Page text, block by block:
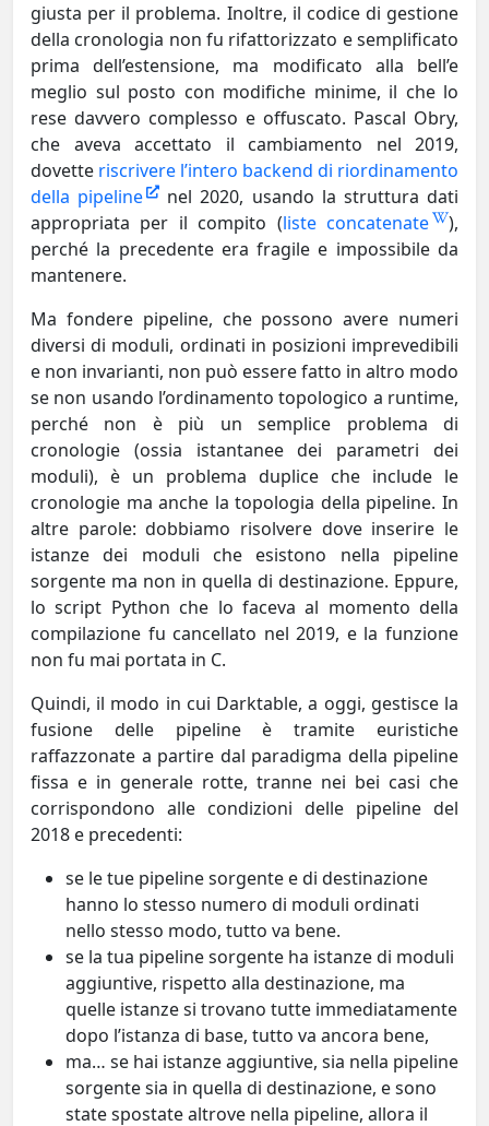
giusta per il problema. Inoltre, il codice di gestione
della cronologia non fu rifattorizzato e semplificato
prima dell’estensione, ma modificato alla bell’e
meglio sul posto con modifiche minime, il che lo
rese davvero complesso e offuscato. Pascal Obry,
che aveva accettato il cambiamento nel 2019,
dovette riscrivere l’intero backend di riordinamento
della pipeline
nel 2020, usando la struttura dati
appropriata per il compito (liste concatenate
),
perché la precedente era fragile e impossibile da
mantenere.
Ma fondere pipeline, che possono avere numeri
diversi di moduli, ordinati in posizioni imprevedibili
e non invarianti, non può essere fatto in altro modo
se non usando l’ordinamento topologico a runtime,
perché non è più un semplice problema di
cronologie (ossia istantanee dei parametri dei
moduli), è un problema duplice che include le
cronologie ma anche la topologia della pipeline. In
altre parole: dobbiamo risolvere dove inserire le
istanze dei moduli che esistono nella pipeline
sorgente ma non in quella di destinazione. Eppure,
lo script Python che lo faceva al momento della
compilazione fu cancellato nel 2019, e la funzione
non fu mai portata in C.
Quindi, il modo in cui Darktable, a oggi, gestisce la
fusione delle pipeline è tramite euristiche
raffazzonate a partire dal paradigma della pipeline
fissa e in generale rotte, tranne nei bei casi che
corrispondono alle condizioni delle pipeline del
2018 e precedenti:
se le tue pipeline sorgente e di destinazione
hanno lo stesso numero di moduli ordinati
nello stesso modo, tutto va bene.
se la tua pipeline sorgente ha istanze di moduli
aggiuntive, rispetto alla destinazione, ma
quelle istanze si trovano tutte immediatamente
dopo l’istanza di base, tutto va ancora bene,
ma… se hai istanze aggiuntive, sia nella pipeline
sorgente sia in quella di destinazione, e sono
state spostate altrove nella pipeline, allora il